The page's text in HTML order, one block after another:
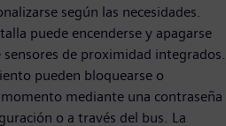
según las necesidades.
puede encenderse y apagarse
de proximidad integrados.
pueden bloquearse o
mediante una contraseña
o a través del bus. La